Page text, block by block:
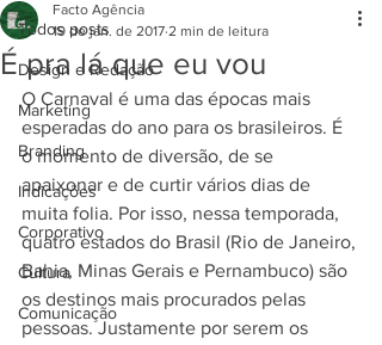
Todos posts
Design e Redação
Marketing
Branding
Indicações
Corporativo
Cultura
Comunicação
É pra lá que eu vou
Facto Agência
19 de jan. de 2017 2 min de leitura
O Carnaval é uma das épocas mais
esperadas do ano para os brasileiros. É
o momento de diversão, de se
apaixonar e de curtir vários dias de
muita folia. Por isso, nessa temporada,
quatro estados do Brasil (Rio de Janeiro,
Bahia, Minas Gerais e Pernambuco) são
os destinos mais procurados pelas
pessoas. Justamente por serem os